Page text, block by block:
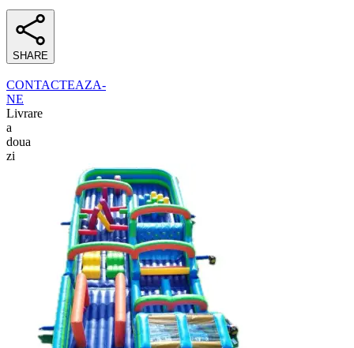
SHARE
CONTACTEAZA-
NE
Livrare
a
doua
zi